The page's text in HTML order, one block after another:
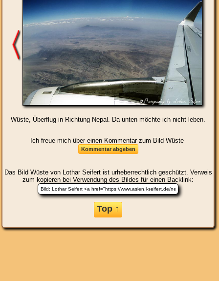
Wüste, Überflug in Richtung Nepal. Da unten möchte ich nicht leben.
Ich freue mich über einen Kommentar zum Bild Wüste
Das Bild Wüstevon Lothar Seifert ist urheberrechtlich geschützt. Verweis
zum kopieren bei Verwendung des Bildes für einen Backlink:
Top ↑